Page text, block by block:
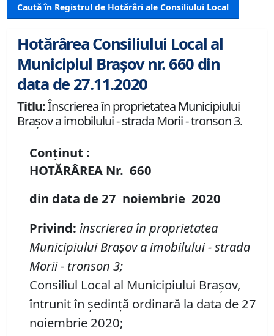
Caută în Registrul de Hotărâri ale Consiliului Local
Hotărârea Consiliului Local al
Municipiul Brașov nr. 660 din
data de 27.11.2020
Titlu:Înscrierea în proprietatea Municipiului
Braşov a imobilului - strada Morii - tronson 3.
Conținut :
HOTĂRÂREA Nr. 660
din data de 27 noiembrie 2020
Privind: înscrierea în proprietatea
Municipiului Braşov a imobilului-strada
Morii - tronson 3;
Consiliul Local al Municipiului Brașov,
întrunit în ședință ordinară la data de 27
noiembrie 2020;